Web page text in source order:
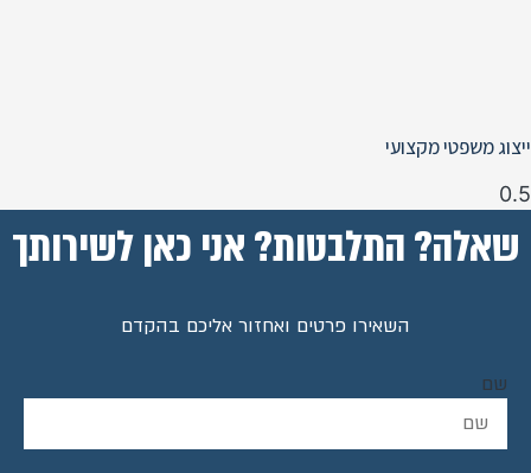
ייצוג משפטי מקצועי
שאלה? התלבטות? אני כאן לשירותך
השאירו פרטים ואחזור אליכם בהקדם
שם